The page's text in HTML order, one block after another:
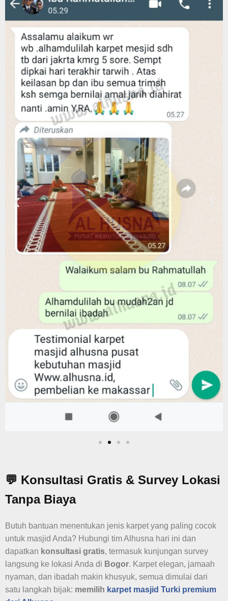
💬 Konsultasi Gratis & Survey Lokasi
Tanpa Biaya
Butuh bantuan menentukan jenis karpet yang paling cocok
untuk masjid Anda? Hubungi tim Alhusna hari ini dan
dapatkan konsultasi gratis, termasuk kunjungan survey
langsung ke lokasi Anda di Bogor. Karpet elegan, jamaah
nyaman, dan ibadah makin khusyuk, semua dimulai dari
satu langkah bijak: memilih karpet masjid Turki premium